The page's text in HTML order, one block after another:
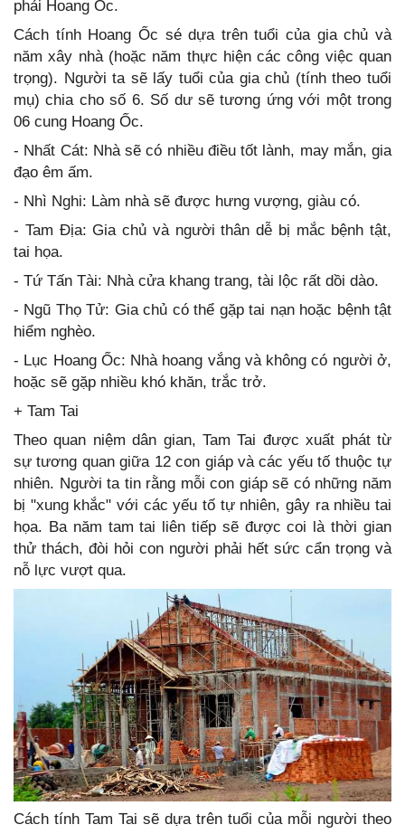
phải Hoang Ốc.
Cách tính Hoang Ốc sé dựa trên tuổi của gia chủ và
năm xây nhà (hoặc năm thực hiện các công việc quan
trọng). Người ta sẽ lấy tuổi của gia chủ (tính theo tuổi
mụ) chia cho số 6. Số dư sẽ tương ứng với một trong
06 cung Hoang Ốc.
- Nhất Cát: Nhà sẽ có nhiều điều tốt lành, may mắn, gia
đạo êm ấm.
- Nhì Nghi: Làm nhà sẽ được hưng vượng, giàu có.
- Tam Địa: Gia chủ và người thân dễ bị mắc bệnh tật,
tai họa.
- Tứ Tấn Tài: Nhà cửa khang trang, tài lộc rất dồi dào.
- Ngũ Thọ Tử: Gia chủ có thể gặp tai nạn hoặc bệnh tật
hiểm nghèo.
- Lục Hoang Ốc: Nhà hoang vắng và không có người ở,
hoặc sẽ gặp nhiều khó khăn, trắc trở.
+ Tam Tai
Theo quan niệm dân gian, Tam Tai được xuất phát từ
sự tương quan giữa 12 con giáp và các yếu tố thuộc tự
nhiên. Người ta tin rằng mỗi con giáp sẽ có những năm
bị "xung khắc" với các yếu tố tự nhiên, gây ra nhiều tai
họa. Ba năm tam tai liên tiếp sẽ được coi là thời gian
thử thách, đòi hỏi con người phải hết sức cẩn trọng và
nỗ lực vượt qua.
Cách tính Tam Tai sẽ dựa trên tuổi của mỗi người theo